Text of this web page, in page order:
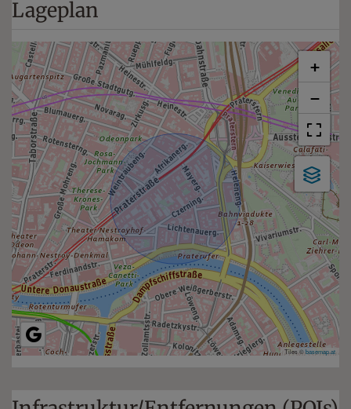
Lageplan
+
−
Tiles ©basemap.at